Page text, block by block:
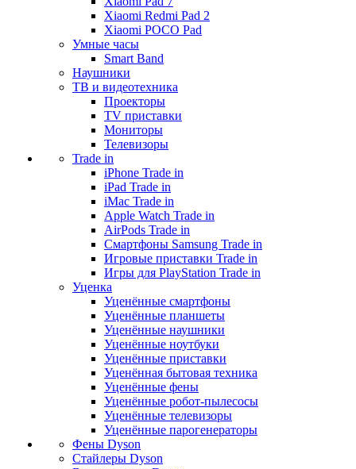
Xiaomi Redmi Pad 2
Xiaomi POCO Pad
Умные часы
Smart Band
Наушники
ТВ и видеотехника
Проекторы
TV приставки
Мониторы
Телевизоры
Trade in
iPhone Trade in
iPad Trade in
iMac Trade in
Apple Watch Trade in
AirPods Trade in
Смартфоны Samsung Trade in
Игровые приставки Trade in
Игры для PlayStation Trade in
Уценка
Уценённые смартфоны
Уценённые планшеты
Уценённые наушники
Уценённые ноутбуки
Уценённые приставки
Уценённая бытовая техника
Уценённые фены
Уценённые робот-пылесосы
Уценённые телевизоры
Уценённые парогенераторы
Фены Dyson
Стайлеры Dyson